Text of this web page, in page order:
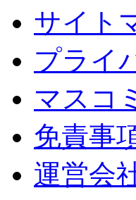
サイト
プライ
マスコ
免責事
運営会